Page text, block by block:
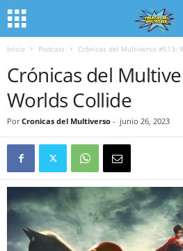
Inicio Podcast Crónicas del Multiverso #513:
Crónicas del
Worlds Collide
Por Cronicas del Multiverso - junio 26, 2023